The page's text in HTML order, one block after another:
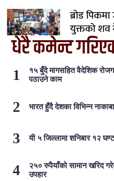
ब्रोड
युक्तको शव
धेरै कमेन्ट
१५ बुँदे मागसहित वैदेशिक
पठाउने काम
भारत हुँदै देशका विभिन्न
यी ५ जिल्लामा शनिबार १२
२५० रुपैयाँको सामान खरिद
उपहार